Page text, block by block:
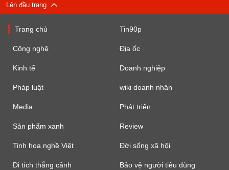
Lên đầu trang
Trang chủ Tin90p
Công nghệ Địa ốc
Kinh tế Doanh nghiệp
Pháp luật wiki doanh nhân
Media Phát triển
Sản phẩm xanh Review
Tinh hoa nghề Việt Đời sống xã hội
Di tích thắng cảnh Bảo vệ người tiêu dùng